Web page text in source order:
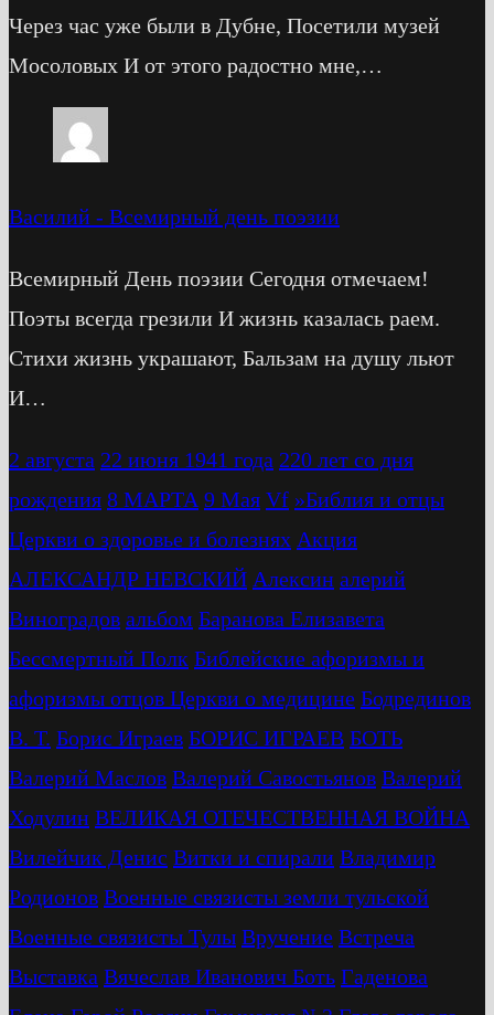
Через час уже были в Дубне, Посетили музей
Мосоловых И от этого радостно мне,…
Василий - Всемирный день поэзии
Всемирный День поэзии Сегодня отмечаем!
Поэты всегда грезили И жизнь казалась раем.
Стихи жизнь украшают, Бальзам на душу льют
И…
2 августа 22 июня 1941 года 220 лет со дня
рождения 8 МАРТА 9 Мая Vf »Библия и отцы
Церкви о здоровье и болезнях Акция
АЛЕКСАНДР НЕВСКИЙ Алексин алерий
Виноградов альбом Баранова Елизавета
Бессмертный Полк Библейские афоризмы и
афоризмы отцов Церкви о медицине Бодрединов
В. Т. Бориc Играев БОРИС ИГРАЕВ БОТЬ
Валерий Маслов Валерий Савостьянов Валерий
Ходулин ВЕЛИКАЯ ОТЕЧЕСТВЕННАЯ ВОЙНА
Вилейчик Денис Витки и спирали Владимир
Родионов Военные связисты земли тульской
Военные связисты Тулы Вручение Встреча
Выставка Вячеслав Иванович Боть Гаденова